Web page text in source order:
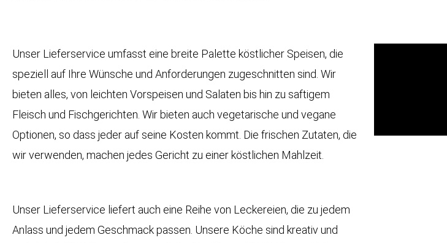
Unser Lieferservice umfasst eine breite Palette köstlicher Speisen, die
speziell auf Ihre Wünsche und Anforderungen zugeschnitten sind. Wir
bieten alles, von leichten Vorspeisen und Salaten bis hin zu saftigem
Fleisch und Fischgerichten. Wir bieten auch vegetarische und vegane
Optionen, so dass jeder auf seine Kosten kommt. Die frischen Zutaten, die
wir verwenden, machen jedes Gericht zu einer köstlichen Mahlzeit.
Unser Lieferservice liefert auch eine Reihe von Leckereien, die zu jedem
Anlass und jedem Geschmack passen. Unsere Köche sind kreativ und